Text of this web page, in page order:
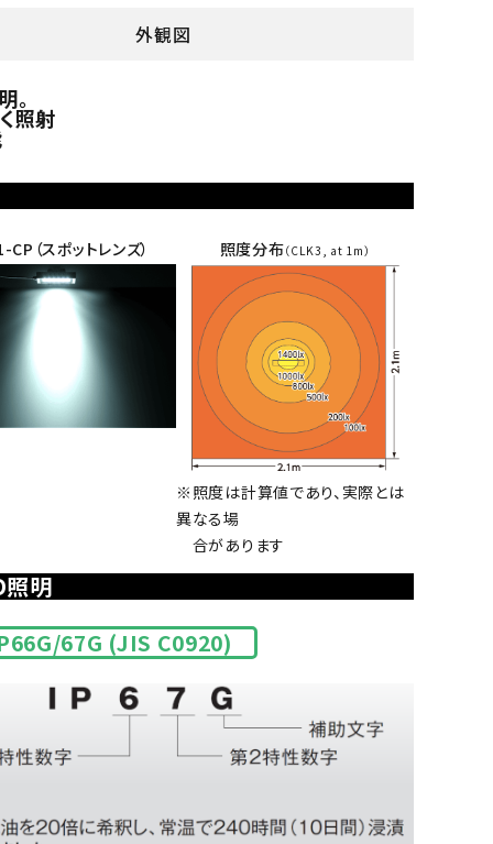
外観図
。
照射
（スポットレンズ） 照度分布（CLK3, at 1m）
※照度は計算値であり、実際とは
異なる場
合があります
照明
67G (JIS C0920)